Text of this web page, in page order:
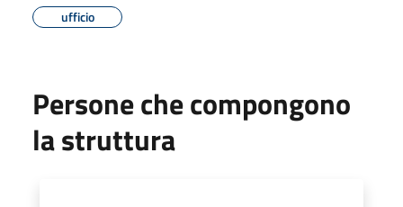
ufficio
Persone che compongono
la struttura